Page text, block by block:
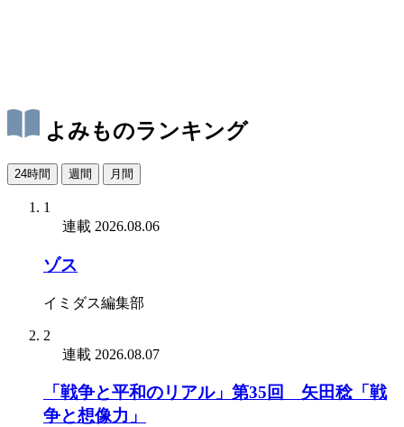
よみものランキング
24時間 週間 月間
1
連載 2026.08.06
ゾス
イミダス編集部
2
連載 2026.08.07
「戦争と平和のリアル」第35回 矢田稔「戦
争と想像力」